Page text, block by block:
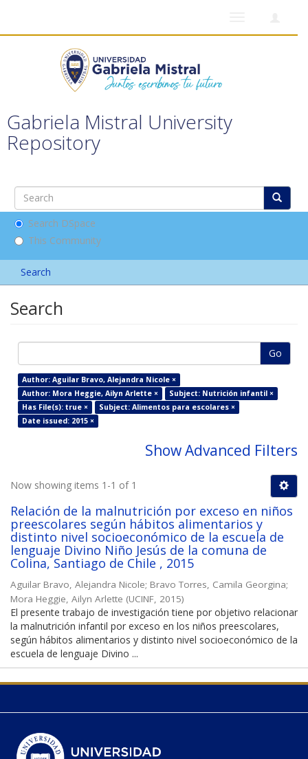
Gabriela Mistral University
Repository
Search DSpace
This Community
Search
Search
Go
Author: Aguilar Bravo, Alejandra Nicole ×
Author: Mora Heggie, Ailyn Arlette ×
Subject: Nutrición infantil ×
Has File(s): true ×
Subject: Alimentos para escolares ×
Date issued: 2015 ×
Show Advanced Filters
Now showing items 1-1 of 1
Relación de la malnutrición por exceso en niños
preescolares según hábitos alimentarios y
distinto nivel socioeconómico de la escuela de
lenguaje Divino Niño Jesús de la comuna de
Colina, Santiago de Chile , 2015
Aguilar Bravo, Alejandra Nicole; Bravo Torres, Camila Georgina;
Mora Heggie, Ailyn Arlette (UCINF, 2015)
El presente trabajo de investigación tiene por objetivo relacionar
la malnutrición infantil por exceso en los niños preescolares,
según hábitos alimentarios y distinto nivel socioeconómico de la
escuela de lenguaje Divino ...